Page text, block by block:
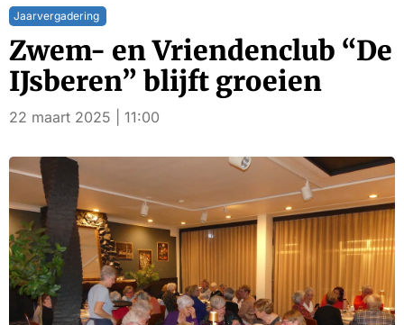
Jaarvergadering
Zwem- en Vriendenclub “De
IJsberen” blijft groeien
22 maart 2025 | 11:00